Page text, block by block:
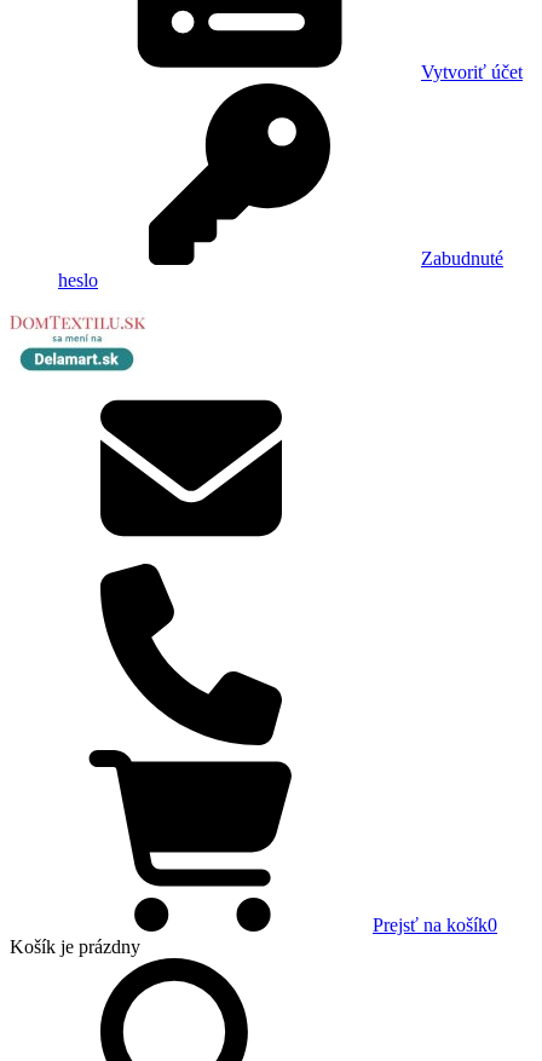
Vytvoriť účet
Zabudnuté
heslo
Prejsť na košík0
Košík je prázdny